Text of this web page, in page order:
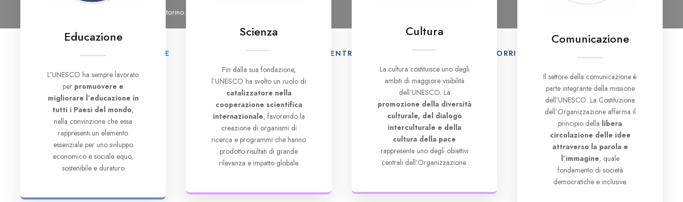
Email: segreteria@cutorino.org
HOME ATTIVITÀ CENTRO DI DOCUMENTAZIONE IL CORRIERE UNESCO
Educazione
L’UNESCO ha sempre lavorato
per promuovere e
migliorare l’educazione in
tutti i Paesi del mondo,
nella convinzione che essa
rappresenti un elemento
essenziale per uno sviluppo
economico e sociale equo,
sostenibile e duraturo
Scienza
Fin dalla sua fondazione,
l’UNESCO ha svolto un ruolo di
catalizzatore nella
cooperazione scientifica
internazionale, favorendo la
creazione di organismi di
ricerca e programmi che hanno
prodotto risultati di grande
rilevanza e impatto globale
Cultura
La cultura costituisce uno degli
ambiti di maggiore visibilità
dell’UNESCO. La
promozione della diversità
culturale, del dialogo
interculturale e della
cultura della pace
rappresenta uno degli obiettivi
centrali dell’Organizzazione.
Comunicazione
Il settore della comunicazione è
parte integrante della missione
dell’UNESCO. La Costituzione
dell’Organizzazione afferma il
principio della libera
circolazione delle idee
attraverso la parola e
l’immagine, quale
fondamento di società
democratiche e inclusive.